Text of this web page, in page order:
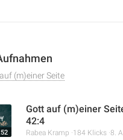
(m)einer Seite
Gott auf (m)einer
42:4
Rabea Kramp 184 Klicks 8.